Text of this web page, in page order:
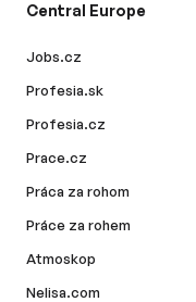
Central Europe
Jobs.cz
Profesia.sk
Profesia.cz
Prace.cz
Práca za rohom
Práce za rohem
Atmoskop
Nelisa.com